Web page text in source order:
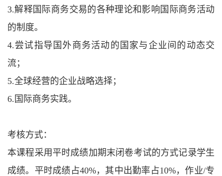
3.解释国际商务交易的各种理论和影响国际商务活动
的制度。
4.尝试指导国外商务活动的国家与企业间的动态交
流；
5.全球经营的企业战略选择；
6. 国际商务实践。
考核方式：
本课程采用平时成绩加期末闭卷考试的方式记录学生
成绩。平时成绩占40%，其中出勤率占10%，作业/专